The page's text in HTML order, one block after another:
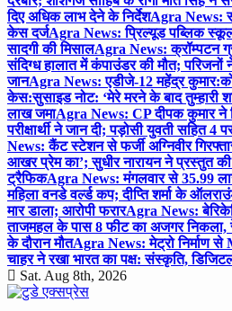
दिए अधिक लाभ देने के निर्देशAgra News:
केस दर्जAgra News: प्रिल्यूड पब्लिक स्कूल
सादगी की मिसालAgra News: क्रॉम्पटन
संदिग्ध हालात में कंपाउंडर की मौत;
जानAgra News: एडीजे-12 महेंद्र
केस:सुसाइड नोट: ‘मेरे मरने के बाद तुम्हारी
लाख जमाAgra News: CP दीपक कुमार ने
परीक्षार्थी ने जान दी; पड़ोसी युवती सहित 4
News: कैंट स्टेशन से फर्जी अग्निवीर
आखर प्रेम का’; सुधीर नारायन ने प्रस्तुत
ट्रैफिकAgra News: मंगलवार से 35.99
महिला वनडे वर्ल्ड कप; दीप्ति शर्मा के
मार डाला; आरोपी फरारAgra News:
ताजमहल के पास 8 फीट का अजगर निकला,
के दौरान मौतAgra News: मेट्रो निर्माण
चाहर ने रखा भारत का पक्ष: संस्कृति,
Sat. Aug 8th, 2026